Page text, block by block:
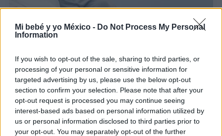
Mi bebé y yo México - Do Not Process My Personal
Information
If you wish to opt-out of the sale, sharing to third parties, or
processing of your personal or sensitive information for
targeted advertising by us, please use the below opt-out
section to confirm your selection. Please note that after your
opt-out request is processed you may continue seeing
interest-based ads based on personal information utilized by
us or personal information disclosed to third parties prior to
your opt-out. You may separately opt-out of the further
Las claves para recuperarte del desgarre
perineal
LEER